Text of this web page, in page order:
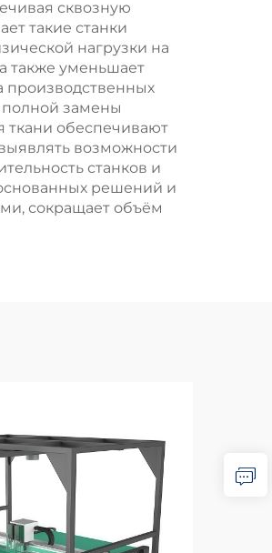
сквозную
такие станки
нагрузки на
также уменьшает
производственных
замены
ткани обеспечивают
возможности
станков и
решений и
сокращает объём